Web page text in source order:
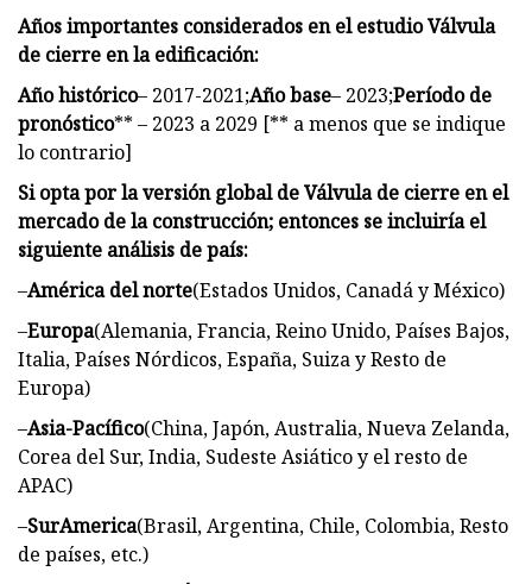
Años importantes considerados en el estudio Válvula
de cierre en la edificación:
Año histórico– 2017-2021;Año base– 2023;Período de
pronóstico** – 2023 a 2029 [** a menos que se indique
lo contrario]
Si opta por la versión global de Válvula de cierre en el
mercado de la construcción; entonces se incluiría el
siguiente análisis de país:
–América del norte(Estados Unidos, Canadá y México)
–Europa(Alemania, Francia, Reino Unido, Países Bajos,
Italia, Países Nórdicos, España, Suiza y Resto de
Europa)
–Asia-Pacífico(China, Japón, Australia, Nueva Zelanda,
Corea del Sur, India, Sudeste Asiático y el resto de
APAC)
–SurAmerica(Brasil, Argentina, Chile, Colombia, Resto
de países, etc.)